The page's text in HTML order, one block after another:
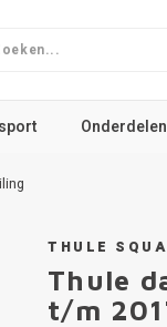
Onderdelen
THULE
Thule
t/m